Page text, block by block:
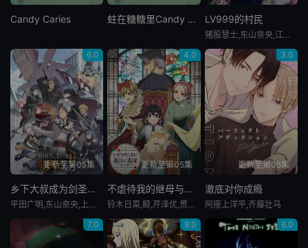
Candy Caries 蛀在糖糖里Candy Caries LV999的村民
猪股慧士,东山奈央,江头宏哉,岛崎信长,石见舞菜香,古贺葵,Lynn,梅原裕一郎
6.0
更新至第05集
乡下大叔成为剑圣第二季
平田广明,东山奈央,上田瞳,广濑有纪,矢野妃菜喜,仲田亚里沙,斋藤千和,石川界人,内田直哉
4.0
更新至第05集
不虐待我的继母与继姐
铃木日菜,鲸,芹泽优,贯井柚佳,麦穗杏菜,根本京里,内山夕实,市道真央
3.0
更新至第05集
澈底对你成瘾
阿座上洋平,齐藤壮马
7.0
9.0 6.0